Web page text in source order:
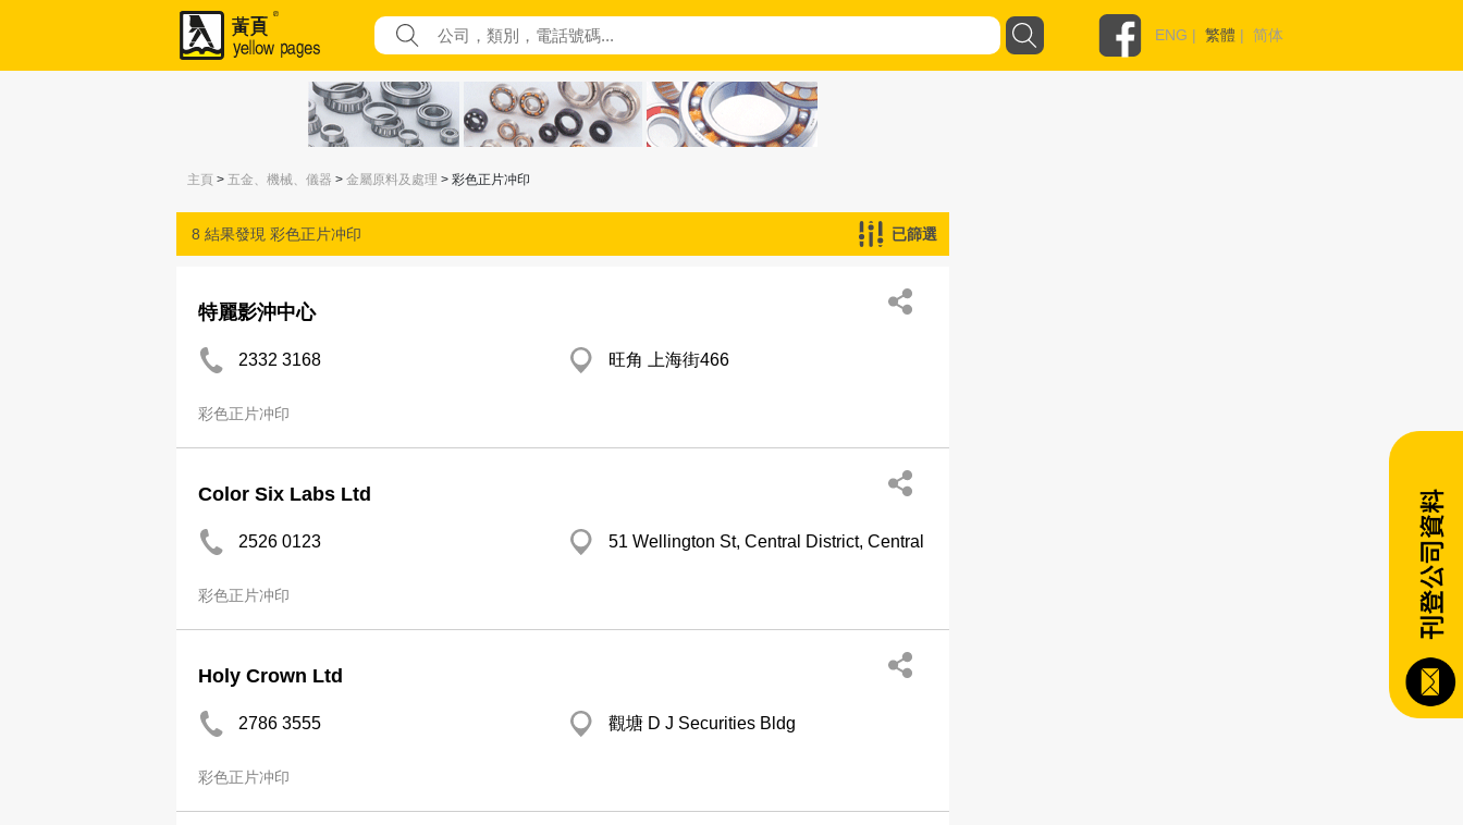
ENG | 繁體 | 简体
主頁 > 五金、機械、儀器 > 金屬原料及處理 > 彩色正片冲印
8 結果發現 彩色正片冲印 已篩選
特麗影沖中心
2332 3168 旺角 上海街466
彩色正片冲印
Color Six Labs Ltd
2526 0123 51 Wellington St, Central District, Central
彩色正片冲印
Holy Crown Ltd
2786 3555 觀塘 D J Securities Bldg
彩色正片冲印